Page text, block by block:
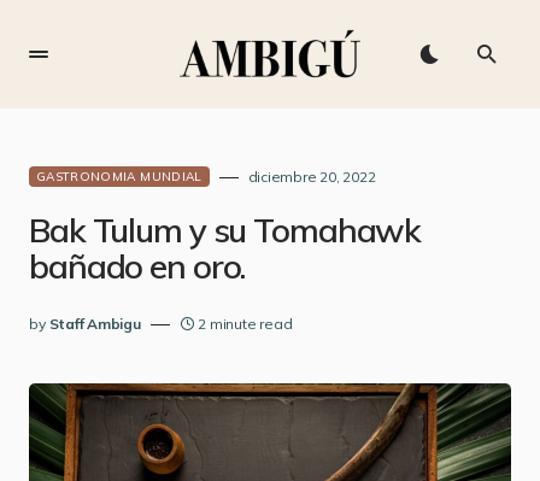
GASTRONOMIA MUNDIAL diciembre 20, 2022
Bak Tulum y su Tomahawk
bañado en oro.
by Staff Ambigu 2 minute read